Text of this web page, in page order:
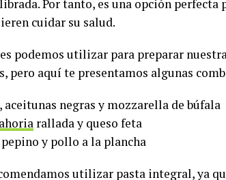
Por tanto, es una opción perfecta
cuidar su salud.
podemos utilizar para preparar
pero aquí te presentamos algunas
aceitunas negras y mozzarella de búfala
rallada y queso feta
y pollo a la plancha
utilizar pasta integral, ya